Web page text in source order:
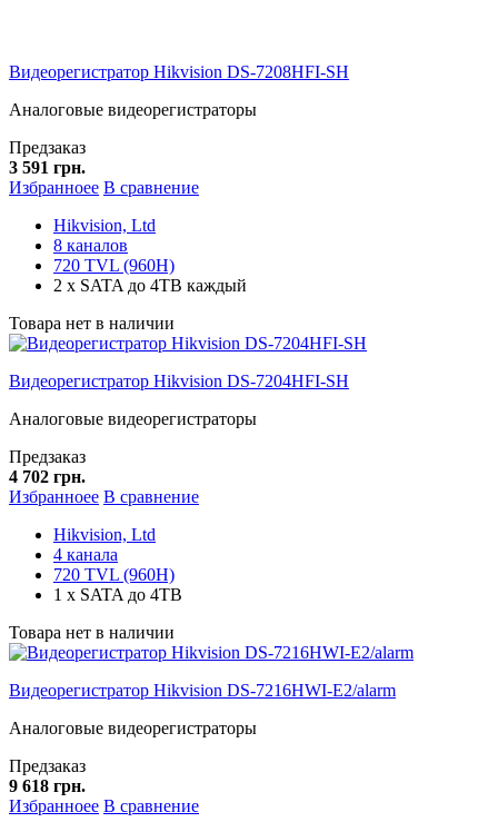
Видеорегистратор Hikvision DS-7208HFI-SH
Аналоговые видеорегистраторы
Предзаказ
3 591 грн.
Избранноее В сравнение
Hikvision, Ltd
8 каналов
720 TVL (960H)
2 x SATA до 4TB каждый
Товара нет в наличии
Видеорегистратор Hikvision DS-7204HFI-SH
Аналоговые видеорегистраторы
Предзаказ
4 702 грн.
Избранноее В сравнение
Hikvision, Ltd
4 канала
720 TVL (960H)
1 x SATA до 4TB
Товара нет в наличии
Видеорегистратор Hikvision DS-7216HWI-E2/alarm
Аналоговые видеорегистраторы
Предзаказ
9 618 грн.
Избранноее В сравнение